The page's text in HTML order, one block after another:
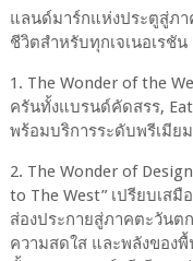
แลนด์มาร์กแห่งประตูสู่ภ
ชีวิตสำหรับทุกเจเนอเรชัน
1. The Wonder of the
ครันทั้งแบรนด์คัดสรร,
พร้อมบริการระดับพรีเมีย
2. The Wonder of
to The West” เปรียบเส
ส่องประกายสู่ภาคตะวัน
ความสดใส และพลังของ